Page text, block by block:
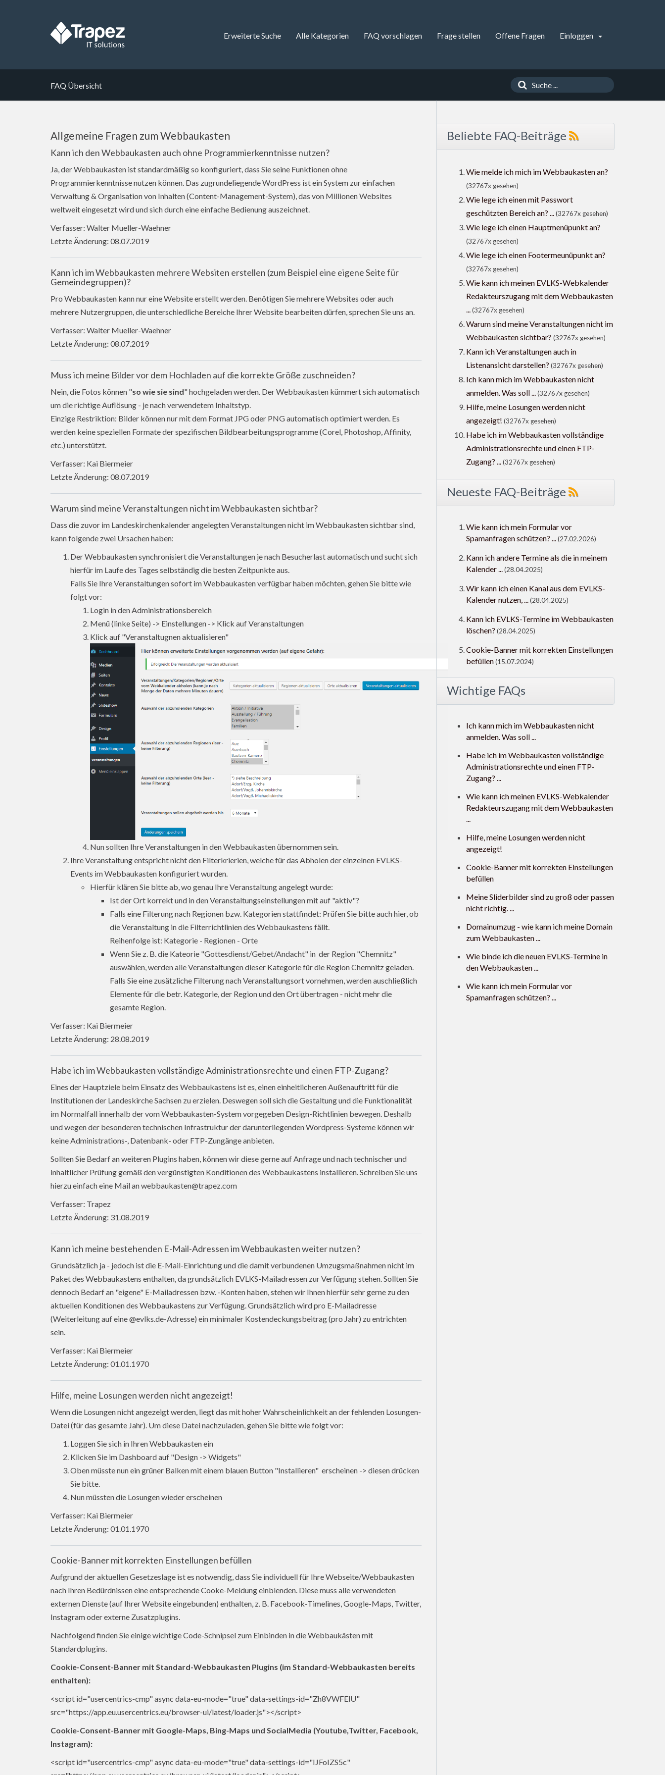
Erweiterte Suche Alle Kategorien FAQ vorschlagen Frage stellen Offene Fragen Einloggen
FAQ Übersicht
Allgemeine Fragen zum Webbaukasten
Kann ich den Webbaukasten auch ohne Programmierkenntnisse nutzen?
Ja, der Webbaukasten ist standardmäßig so konfiguriert, dass Sie seine Funktionen ohne
Programmierkenntnisse nutzen können. Das zugrundeliegende WordPress ist ein System zur einfachen
Verwaltung & Organisation von Inhalten (Content-Management-System), das von Millionen Websites
weltweit eingesetzt wird und sich durch eine einfache Bedienung auszeichnet.
Verfasser: Walter Mueller-Waehner
Letzte Änderung: 08.07.2019
Kann ich im Webbaukasten mehrere Websiten erstellen (zum Beispiel eine eigene Seite für
Gemeindegruppen)?
Pro Webbaukasten kann nur eine Website erstellt werden. Benötigen Sie mehrere Websites oder auch
mehrere Nutzergruppen, die unterschiedliche Bereiche Ihrer Website bearbeiten dürfen, sprechen Sie uns an.
Verfasser: Walter Mueller-Waehner
Letzte Änderung: 08.07.2019
Muss ich meine Bilder vor dem Hochladen auf die korrekte Größe zuschneiden?
Nein, die Fotos können "so wie sie sind" hochgeladen werden. Der Webbaukasten kümmert sich automatisch
um die richtige Auflösung - je nach verwendetem Inhaltstyp.
Einzige Restriktion: Bilder können nur mit dem Format JPG oder PNG automatisch optimiert werden. Es
werden keine speziellen Formate der spezifischen Bildbearbeitungsprogramme (Corel, Photoshop, Affinity,
etc.) unterstützt.
Verfasser: Kai Biermeier
Letzte Änderung: 08.07.2019
Warum sind meine Veranstaltungen nicht im Webbaukasten sichtbar?
Dass die zuvor im Landeskirchenkalender angelegten Veranstaltungen nicht im Webbaukasten sichtbar sind,
kann folgende zwei Ursachen haben:
Der Webbaukasten synchronisiert die Veranstaltungen je nach Besucherlast automatisch und sucht sich
hierfür im Laufe des Tages selbständig die besten Zeitpunkte aus.
Falls Sie Ihre Veranstaltungen sofort im Webbaukasten verfügbar haben möchten, gehen Sie bitte wie
folgt vor:
Login in den Administrationsbereich
Menü (linke Seite) -> Einstellungen -> Klick auf Veranstaltungen
Klick auf "Veranstaltugnen aktualisieren"
Nun sollten Ihre Veranstaltungen in den Webbaukasten übernommen sein.
Ihre Veranstaltung entspricht nicht den Filterkrierien, welche für das Abholen der einzelnen EVLKS-
Events im Webbaukasten konfiguriert wurden.
Hierfür klären Sie bitte ab, wo genau Ihre Veranstaltung angelegt wurde:
Ist der Ort korrekt und in den Veranstaltungseinstellungen mit auf "aktiv"?
Falls eine Filterung nach Regionen bzw. Kategorien stattfindet: Prüfen Sie bitte auch hier, ob
die Veranstaltung in die Filterrichtlinien des Webbaukastens fällt.
Reihenfolge ist: Kategorie - Regionen - Orte
Wenn Sie z. B. die Kateorie "Gottesdienst/Gebet/Andacht" in der Region "Chemnitz"
auswählen, werden alle Veranstaltungen dieser Kategorie für die Region Chemnitz geladen.
Falls Sie eine zusätzliche Filterung nach Veranstaltungsort vornehmen, werden auschließlich
Elemente für die betr. Kategorie, der Region und den Ort übertragen - nicht mehr die
gesamte Region.
Verfasser: Kai Biermeier
Letzte Änderung: 28.08.2019
Habe ich im Webbaukasten vollständige Administrationsrechte und einen FTP-Zugang?
Eines der Hauptziele beim Einsatz des Webbaukastens ist es, einen einheitlicheren Außenauftritt für die
Institutionen der Landeskirche Sachsen zu erzielen. Deswegen soll sich die Gestaltung und die Funktionalität
im Normalfall innerhalb der vom Webbaukasten-System vorgegeben Design-Richtlinien bewegen. Deshalb
und wegen der besonderen technischen Infrastruktur der darunterliegenden Wordpress-Systeme können wir
keine Administrations-, Datenbank- oder FTP-Zungänge anbieten.
Sollten Sie Bedarf an weiteren Plugins haben, können wir diese gerne auf Anfrage und nach technischer und
inhaltlicher Prüfung gemäß den vergünstigten Konditionen des Webbaukastens installieren. Schreiben Sie uns
hierzu einfach eine Mail an webbaukasten@trapez.com
Verfasser: Trapez
Letzte Änderung: 31.08.2019
Kann ich meine bestehenden E-Mail-Adressen im Webbaukasten weiter nutzen?
Grundsätzlich ja - jedoch ist die E-Mail-Einrichtung und die damit verbundenen Umzugsmaßnahmen nicht im
Paket des Webbaukastens enthalten, da grundsätzlich EVLKS-Mailadressen zur Verfügung stehen. Sollten Sie
dennoch Bedarf an "eigene" E-Mailadressen bzw. -Konten haben, stehen wir Ihnen hierfür sehr gerne zu den
aktuellen Konditionen des Webbaukastens zur Verfügung. Grundsätzlich wird pro E-Mailadresse
(Weiterleitung auf eine @evlks.de-Adresse) ein minimaler Kostendeckungsbeitrag (pro Jahr) zu entrichten
sein.
Verfasser: Kai Biermeier
Letzte Änderung: 01.01.1970
Hilfe, meine Losungen werden nicht angezeigt!
Wenn die Losungen nicht angezeigt werden, liegt das mit hoher Wahrscheinlichkeit an der fehlenden Losungen-
Datei (für das gesamte Jahr). Um diese Datei nachzuladen, gehen Sie bitte wie folgt vor:
Loggen Sie sich in Ihren Webbaukasten ein
Klicken Sie im Dashboard auf "Design -> Widgets"
Oben müsste nun ein grüner Balken mit einem blauen Button "Installieren" erscheinen -> diesen drücken
Sie bitte.
Nun müssten die Losungen wieder erscheinen
Verfasser: Kai Biermeier
Letzte Änderung: 01.01.1970
Cookie-Banner mit korrekten Einstellungen befüllen
Aufgrund der aktuellen Gesetzeslage ist es notwendig, dass Sie individuell für Ihre Webseite/Webbaukasten
nach Ihren Bedürdnissen eine entsprechende Cooke-Meldung einblenden. Diese muss alle verwendeten
externen Dienste (auf Ihrer Website eingebunden) enthalten, z. B. Facebook-Timelines, Google-Maps, Twitter,
Instagram oder externe Zusatzplugins.
Nachfolgend finden Sie einige wichtige Code-Schnipsel zum Einbinden in die Webbaukästen mit
Standardplugins.
Cookie-Consent-Banner mit Standard-Webbaukasten Plugins (im Standard-Webbaukasten bereits
enthalten):
<script id="usercentrics-cmp" async data-eu-mode="true" data-settings-id="Zh8VWFElU"
src="https://app.eu.usercentrics.eu/browser-ui/latest/loader.js"></script>
Cookie-Consent-Banner mit Google-Maps, Bing-Maps und SocialMedia (Youtube,Twitter, Facebook,
Instagram):
<script id="usercentrics-cmp" async data-eu-mode="true" data-settings-id="IJFoIZS5c"
Beliebte FAQ-Beiträge
Wie melde ich mich im Webbaukasten an?
(32767x gesehen)
Wie lege ich einen mit Passwort
geschützten Bereich an? ...(32767x gesehen)
Wie lege ich einen Hauptmenüpunkt an?
(32767x gesehen)
Wie lege ich einen Footermeunüpunkt an?
(32767x gesehen)
Wie kann ich meinen EVLKS-Webkalender
Redakteurszugang mit dem Webbaukasten
...(32767x gesehen)
Warum sind meine Veranstaltungen nicht im
Webbaukasten sichtbar? (32767x gesehen)
Kann ich Veranstaltungen auch in
Listenansicht darstellen? (32767x gesehen)
Ich kann mich im Webbaukasten nicht
anmelden. Was soll ...(32767x gesehen)
Hilfe, meine Losungen werden nicht
angezeigt! (32767x gesehen)
Habe ich im Webbaukasten vollständige
Administrationsrechte und einen FTP-
Zugang? ...(32767x gesehen)
Neueste FAQ-Beiträge
Wie kann ich mein Formular vor
Spamanfragen schützen? ...(27.02.2026)
Kann ich andere Termine als die in meinem
Kalender ...(28.04.2025)
Wir kann ich einen Kanal aus dem EVLKS-
Kalender nutzen, ...(28.04.2025)
Kann ich EVLKS-Termine im Webbaukasten
löschen? (28.04.2025)
Cookie-Banner mit korrekten Einstellungen
befüllen(15.07.2024)
Wichtige FAQs
Ich kann mich im Webbaukasten nicht
anmelden. Was soll ...
Habe ich im Webbaukasten vollständige
Administrationsrechte und einen FTP-
Zugang? ...
Wie kann ich meinen EVLKS-Webkalender
Redakteurszugang mit dem Webbaukasten
...
Hilfe, meine Losungen werden nicht
angezeigt!
Cookie-Banner mit korrekten Einstellungen
befüllen
Meine Sliderbilder sind zu groß oder passen
nicht richtig. ...
Domainumzug - wie kann ich meine Domain
zum Webbaukasten ...
Wie binde ich die neuen EVLKS-Termine in
den Webbaukasten ...
Wie kann ich mein Formular vor
Spamanfragen schützen? ...